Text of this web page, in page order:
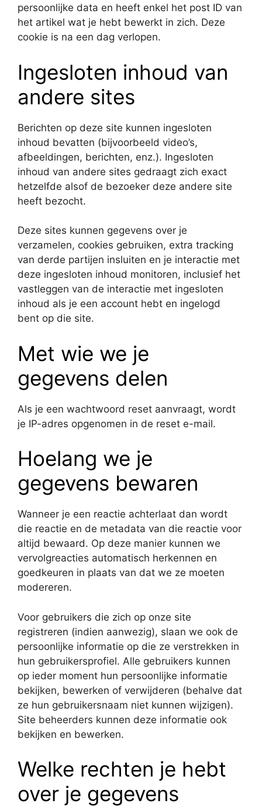
persoonlijke data en heeft enkel het post ID van
het artikel wat je hebt bewerkt in zich. Deze
cookie is na een dag verlopen.
Ingesloten inhoud van
andere sites
Berichten op deze site kunnen ingesloten
inhoud bevatten (bijvoorbeeld video’s,
afbeeldingen, berichten, enz.). Ingesloten
inhoud van andere sites gedraagt zich exact
hetzelfde alsof de bezoeker deze andere site
heeft bezocht.
Deze sites kunnen gegevens over je
verzamelen, cookies gebruiken, extra tracking
van derde partijen insluiten en je interactie met
deze ingesloten inhoud monitoren, inclusief het
vastleggen van de interactie met ingesloten
inhoud als je een account hebt en ingelogd
bent op die site.
Met wie we je
gegevens delen
Als je een wachtwoord reset aanvraagt, wordt
je IP-adres opgenomen in de reset e-mail.
Hoelang we je
gegevens bewaren
Wanneer je een reactie achterlaat dan wordt
die reactie en de metadata van die reactie voor
altijd bewaard. Op deze manier kunnen we
vervolgreacties automatisch herkennen en
goedkeuren in plaats van dat we ze moeten
modereren.
Voor gebruikers die zich op onze site
registreren (indien aanwezig), slaan we ook de
persoonlijke informatie op die ze verstrekken in
hun gebruikersprofiel. Alle gebruikers kunnen
op ieder moment hun persoonlijke informatie
bekijken, bewerken of verwijderen (behalve dat
ze hun gebruikersnaam niet kunnen wijzigen).
Site beheerders kunnen deze informatie ook
bekijken en bewerken.
Welke rechten je hebt
over je gegevens